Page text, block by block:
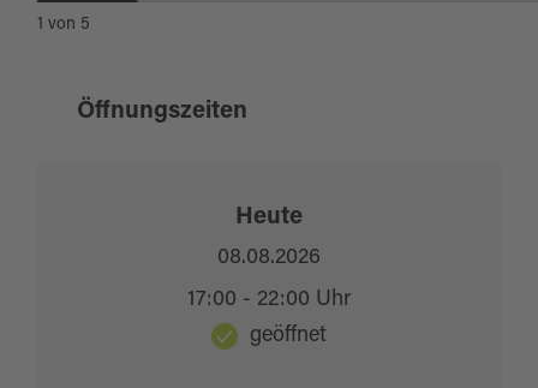
1 von 5
Öffnungszeiten
Heute
08.08.2026
17:00 - 22:00 Uhr
geöffnet